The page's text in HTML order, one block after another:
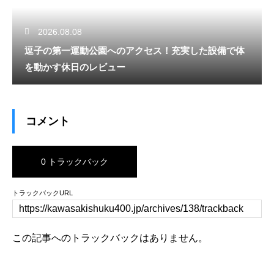
2026.08.08
逗子の第一運動公園へのアクセス！充実した設備で体
を動かす休日のレビュー
コメント
0 トラックバック
トラックバックURL
この記事へのトラックバックはありません。